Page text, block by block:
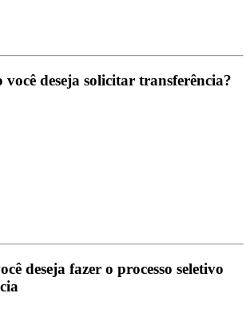
deseja solicitar transferência?
deseja fazer o processo seletivo